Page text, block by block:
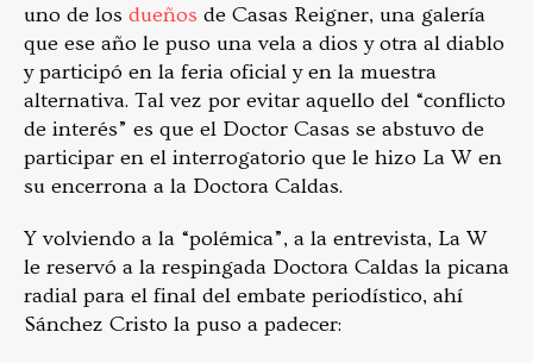
uno de los dueños de Casas Reigner, una galería
que ese año le puso una vela a dios y otra al diablo
y participó en la feria oficial y en la muestra
alternativa. Tal vez por evitar aquello del “conflicto
de interés” es que el Doctor Casas se abstuvo de
participar en el interrogatorio que le hizo La W en
su encerrona a la Doctora Caldas.
Y volviendo a la “polémica”, a la entrevista, La W
le reservó a la respingada Doctora Caldas la picana
radial para el final del embate periodístico, ahí
Sánchez Cristo la puso a padecer: